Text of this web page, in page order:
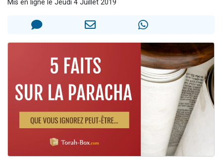
Il reste 49 places pour étudier en groupe sur Zoom
Eva vient de donner son Maasser
Mis en ligne le Jeudi 4 Juillet 2019